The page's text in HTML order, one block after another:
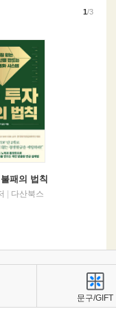
패의 법칙
다산북스
1/3
문구/GIFT